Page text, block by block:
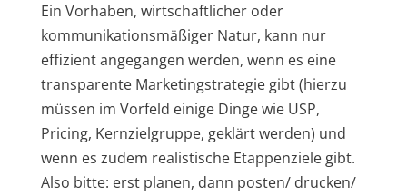
Ein Vorhaben, wirtschaftlicher oder
kommunikationsmäßiger Natur, kann nur
effizient angegangen werden, wenn es eine
transparente Marketingstrategie gibt (hierzu
müssen im Vorfeld einige Dinge wie USP,
Pricing, Kernzielgruppe, geklärt werden) und
wenn es zudem realistische Etappenziele gibt.
Also bitte: erst planen, dann posten/ drucken/